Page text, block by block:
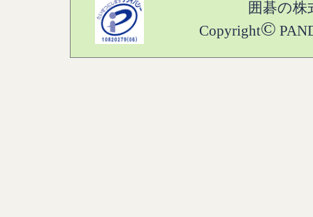
囲碁の
Copyright©